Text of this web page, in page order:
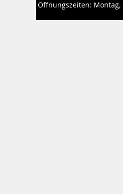
Öffnungszeiten: Montag,